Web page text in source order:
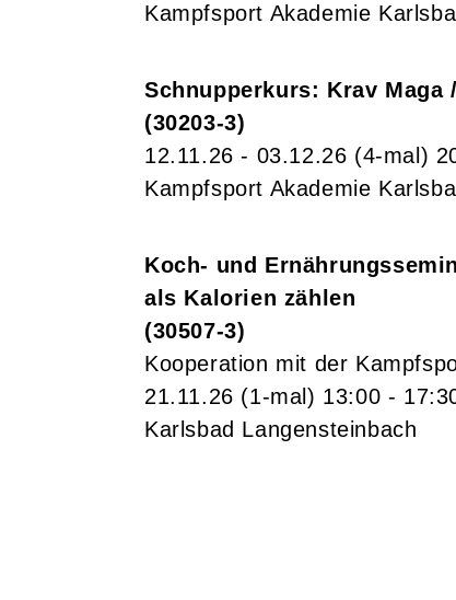
Kampfsport Akademie
Schnupperkurs: Krav Maga
30203-3
12.11.26 - 03.12.26 (4-mal)
Kampfsport Akademie
Koch- und
als Kalorien zählen
30507-3
Kooperation mit der
21.11.26 (1-mal) 13:00 -
Karlsbad Langensteinbach